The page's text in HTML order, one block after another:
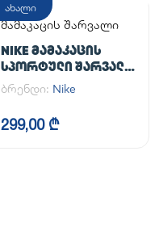
ახალი
მამაკაცის შარვალი
NIKE ᲛᲐᲛᲐᲙᲐᲪᲘᲡ
ᲡᲞᲝᲠᲢᲣᲚᲘ ᲨᲐᲠᲕᲐᲚᲘ
M NK DF UNLIMITED
PANT TPR
ბრენდი: Nike
299,00 ₾